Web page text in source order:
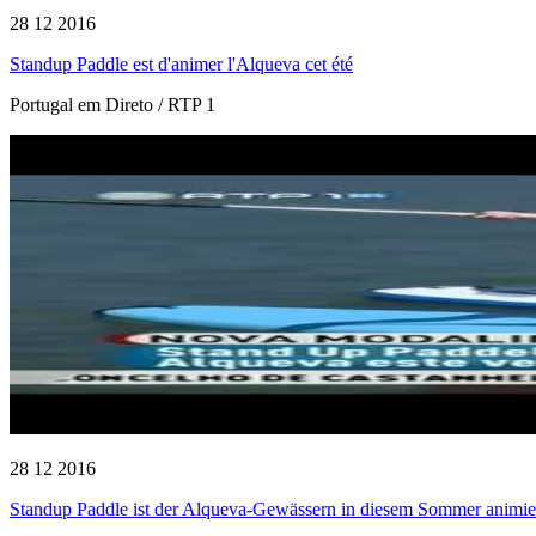
28 12 2016
Standup Paddle est d'animer l'Alqueva cet été
Portugal em Direto / RTP 1
28 12 2016
Standup Paddle ist der Alqueva-Gewässern in diesem Sommer